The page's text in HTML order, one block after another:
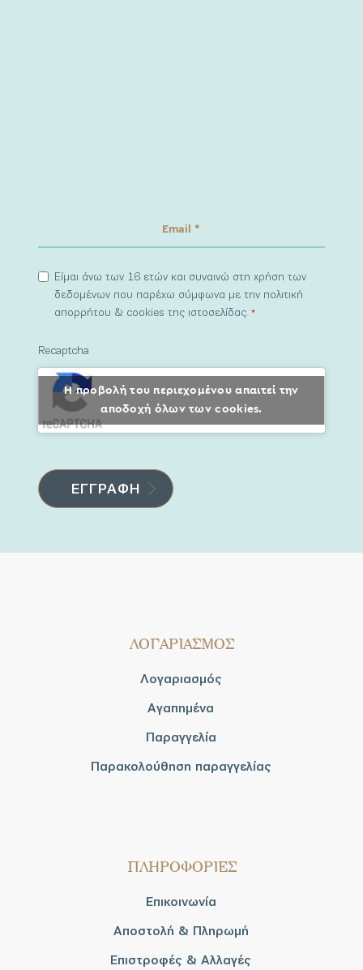
Είμαι άνω των 16 ετών και συναινώ στη χρήση των
δεδομένων που παρέχω σύμφωνα με την πολιτική
απορρήτου & cookies της ιστοσελίδας.*
Recaptcha
Η προβολή του περιεχομένου απαιτεί την
αποδοχή όλων των cookies.
ΛΟΓΑΡΙΑΣΜΟΣ
Λογαριασμός
Αγαπημένα
Παραγγελία
Παρακολούθηση παραγγελίας
ΠΛΗΡΟΦΟΡΙΕΣ
Επικοινωνία
Αποστολή & Πληρωμή
Επιστροφές & Αλλαγές